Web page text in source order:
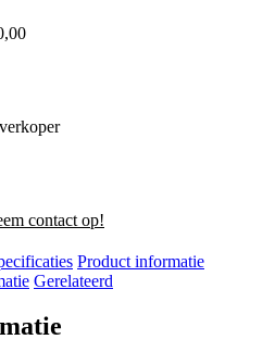
contact op!
Product informatie
Gerelateerd